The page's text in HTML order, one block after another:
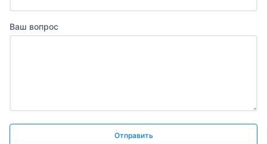
Ваш вопрос
Отправить